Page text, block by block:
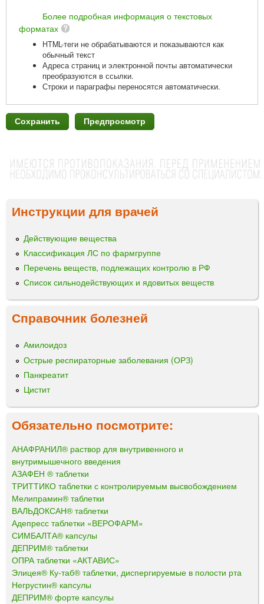
Более подробная информация о текстовых
форматах
HTML-теги не обрабатываются и показываются как
обычный текст
Адреса страниц и электронной почты автоматически
преобразуются в ссылки.
Строки и параграфы переносятся автоматически.
Инструкции для врачей
Действующие вещества
Классификация ЛС по фармгруппе
Перечень веществ, подлежащих контролю в РФ
Список сильнодействующих и ядовитых веществ
Справочник болезней
Амилоидоз
Острые респираторные заболевания (ОРЗ)
Панкреатит
Цистит
Обязательно посмотрите:
АНАФРАНИЛ® раствор для внутривенного и
внутримышечного введения
АЗАФЕН ® таблетки
ТРИТТИКО таблетки с контролируемым высвобождением
Мелипрамин® таблетки
ВАЛЬДОКСАН® таблетки
Адепресс таблетки «ВЕРОФАРМ»
СИМБАЛТА® капсулы
ДЕПРИМ® таблетки
ОПРА таблетки «АКТАВИС»
Элицея® Ку-таб® таблетки, диспергируемые в полости рта
Негрустин® капсулы
ДЕПРИМ® форте капсулы